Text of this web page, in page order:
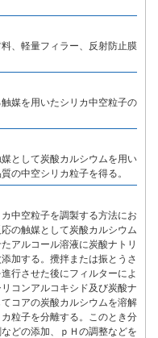
、軽量フィラー、反射防止膜
媒を用いたシリカ中空粒子の
として炭酸カルシウムを用い
の中空シリカ粒子を得る。
中空粒子を調製する方法にお
の触媒として炭酸カルシウム
アルコール溶液に炭酸ナトリ
加する。攪拌または振とうさ
行させた後にフィルターによ
コンアルコキシド及び炭酸ナ
コアの炭酸カルシウムを溶解
粒子を分離する。このとき分
どの添加、ｐＨの調整などを